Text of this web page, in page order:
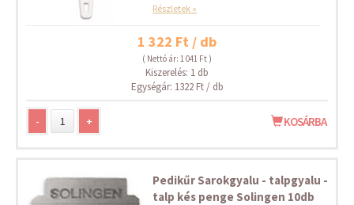
Részletek »
1 322 Ft / db
( Nettó ár: 1 041 Ft )
Kiszerelés: 1 db
Egységár: 1322 Ft / db
- + KOSÁRBA
Pedikűr Sarokgyalu - talpgyalu -
talp kés penge Solingen 10db